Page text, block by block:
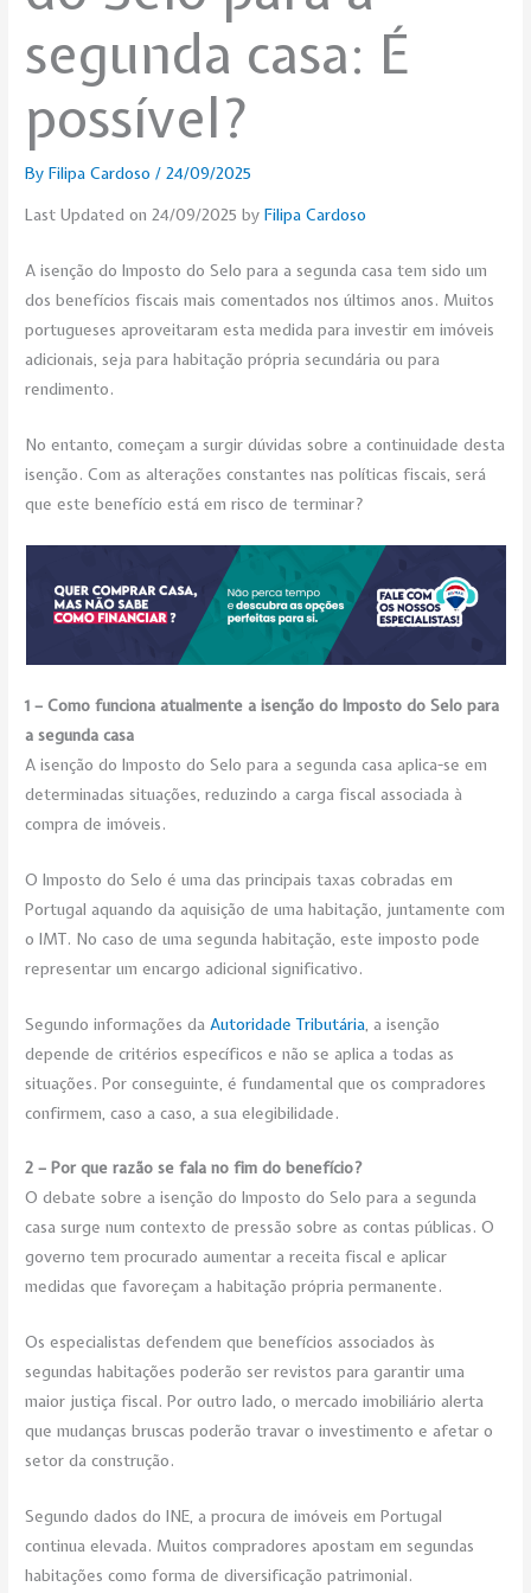
segunda casa: É
possível?
ByFilipa Cardoso/24/09/2025
Last Updated on 24/09/2025 byFilipa Cardoso
A isenção do Imposto do Selo para a segunda casa tem sido um
dos benefícios fiscais mais comentados nos últimos anos. Muitos
portugueses aproveitaram esta medida para investir em imóveis
adicionais, seja para habitação própria secundária ou para
rendimento.
No entanto, começam a surgir dúvidas sobre a continuidade desta
isenção. Com as alterações constantes nas políticas fiscais, será
que este benefício está em risco de terminar?
1 – Como funciona atualmente a isenção do Imposto do Selo para
a segunda casa
A isenção do Imposto do Selo para a segunda casa aplica-se em
determinadas situações, reduzindo a carga fiscal associada à
compra de imóveis.
O Imposto do Selo é uma das principais taxas cobradas em
Portugal aquando da aquisição de uma habitação, juntamente com
o IMT. No caso de uma segunda habitação, este imposto pode
representar um encargo adicional significativo.
Segundo informações daAutoridade Tributária, a isenção
depende de critérios específicos e não se aplica a todas as
situações. Por conseguinte, é fundamental que os compradores
confirmem, caso a caso, a sua elegibilidade.
2 – Por que razão se fala no fim do benefício?
O debate sobre a isenção do Imposto do Selo para a segunda
casa surge num contexto de pressão sobre as contas públicas. O
governo tem procurado aumentar a receita fiscal e aplicar
medidas que favoreçam a habitação própria permanente.
Os especialistas defendem que benefícios associados às
segundas habitações poderão ser revistos para garantir uma
maior justiça fiscal. Por outro lado, o mercado imobiliário alerta
que mudanças bruscas poderão travar o investimento e afetar o
setor da construção.
Segundo dados do INE, a procura de imóveis em Portugal
continua elevada. Muitos compradores apostam em segundas
habitações como forma de diversificação patrimonial.